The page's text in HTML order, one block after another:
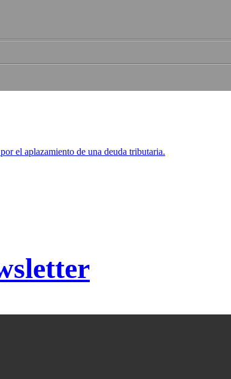
el aplazamiento de una deuda tributaria.